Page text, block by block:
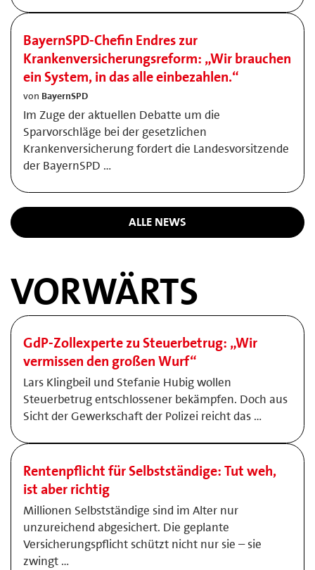
BayernSPD-Chefin Endres zur
Krankenversicherungsreform: „Wir brauchen
ein System, in das alle einbezahlen.“
von BayernSPD
Im Zuge der aktuellen Debatte um die
Sparvorschläge bei der gesetzlichen
Krankenversicherung fordert die Landesvorsitzende
der BayernSPD …
ALLE NEWS
VORWÄRTS
GdP-Zollexperte zu Steuerbetrug: „Wir
vermissen den großen Wurf“
Lars Klingbeil und Stefanie Hubig wollen
Steuerbetrug entschlossener bekämpfen. Doch aus
Sicht der Gewerkschaft der Polizei reicht das …
Rentenpflicht für Selbstständige: Tut weh,
ist aber richtig
Millionen Selbstständige sind im Alter nur
unzureichend abgesichert. Die geplante
Versicherungspflicht schützt nicht nur sie – sie
zwingt …